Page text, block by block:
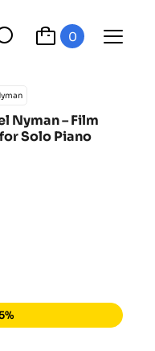
0
Nyman – Film
Solo Piano